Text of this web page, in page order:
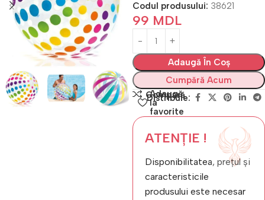
Codul produsului: 38621
99 MDL
Adaugă În Coș
Cumpără Acum
Compară
Adaugă
la
favorite
Distribuie:
ATENȚIE !
Disponibilitatea, prețul și
caracteristicile
produsului este necesar